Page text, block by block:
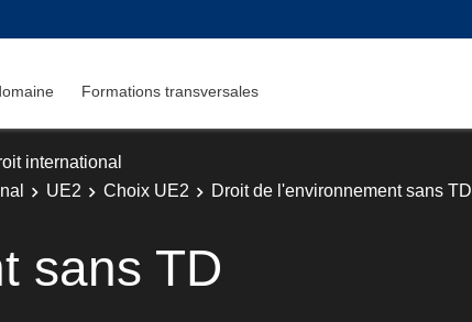
Formations transversales
international
UE2 Choix UE2 Droit de l'environnement sans TD
sans TD